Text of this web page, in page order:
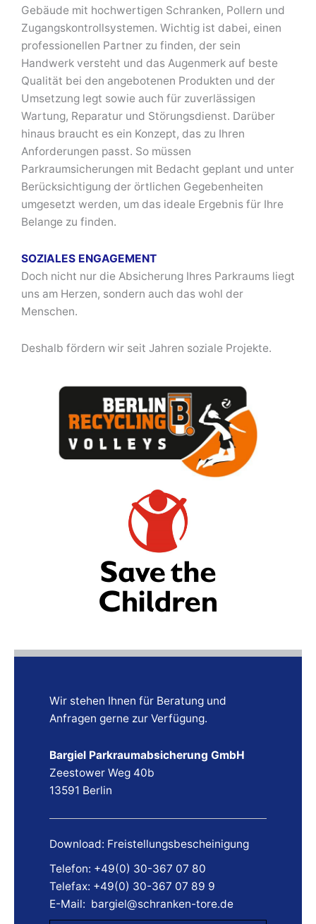
Gebäude mit hochwertigen Schranken, Pollern und
Zugangskontrollsystemen. Wichtig ist dabei, einen
professionellen Partner zu finden, der sein
Handwerk versteht und das Augenmerk auf beste
Qualität bei den angebotenen Produkten und der
Umsetzung legt sowie auch für zuverlässigen
Wartung, Reparatur und Störungsdienst. Darüber
hinaus braucht es ein Konzept, das zu Ihren
Anforderungen passt. So müssen
Parkraumsicherungen mit Bedacht geplant und unter
Berücksichtigung der örtlichen Gegebenheiten
umgesetzt werden, um das ideale Ergebnis für Ihre
Belange zu finden.
SOZIALES ENGAGEMENT
Doch nicht nur die Absicherung Ihres Parkraums liegt
uns am Herzen, sondern auch das wohl der
Menschen.
Deshalb fördern wir seit Jahren soziale Projekte.
Wir stehen Ihnen für Beratung und
Anfragen gerne zur Verfügung.
Bargiel Parkraumabsicherung GmbH
Zeestower Weg 40b
13591 Berlin
Download: Freistellungsbescheinigung
Telefon: +49(0) 30-367 07 80
Telefax: +49(0) 30-367 07 89 9
E-Mail: bargiel@schranken-tore.de